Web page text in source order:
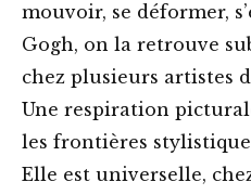
mouvoir, se déformer,
Gogh, on la retrouve
chez plusieurs artistes
Une respiration
les frontières
Elle est universelle,